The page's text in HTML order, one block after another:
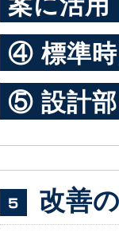
④ 標準時
⑤ 設計部
改善